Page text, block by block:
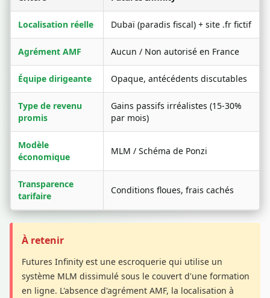
Localisation réelle Dubaï (paradis fiscal) + site .fr fictif
Agrément AMF Aucun / Non autorisé en France
Équipe dirigeante Opaque, antécédents discutables
Type de revenu
promis
Gains passifs irréalistes (15-30%
par mois)
Modèle
économique
MLM / Schéma de Ponzi
Transparence
tarifaire
Conditions floues, frais cachés
À retenir
Futures Infinity est une escroquerie qui utilise un
système MLM dissimulé sous le couvert d'une formation
en ligne. L'absence d'agrément AMF, la localisation à